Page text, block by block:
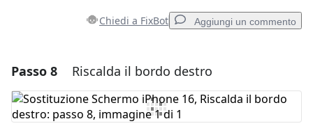
Chiedi a FixBot Aggiungi un commento
Aggiungi un commento
Aggiungi Commento
Passo 8 Riscalda il bordo destro